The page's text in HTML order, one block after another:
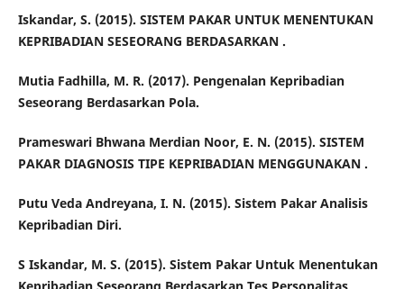
Iskandar, S. (2015). SISTEM PAKAR UNTUK MENENTUKAN
KEPRIBADIAN SESEORANG BERDASARKAN .
Mutia Fadhilla, M. R. (2017). Pengenalan Kepribadian
Seseorang Berdasarkan Pola.
Prameswari Bhwana Merdian Noor, E. N. (2015). SISTEM
PAKAR DIAGNOSIS TIPE KEPRIBADIAN MENGGUNAKAN .
Putu Veda Andreyana, I. N. (2015). Sistem Pakar Analisis
Kepribadian Diri.
S Iskandar, M. S. (2015). Sistem Pakar Untuk Menentukan